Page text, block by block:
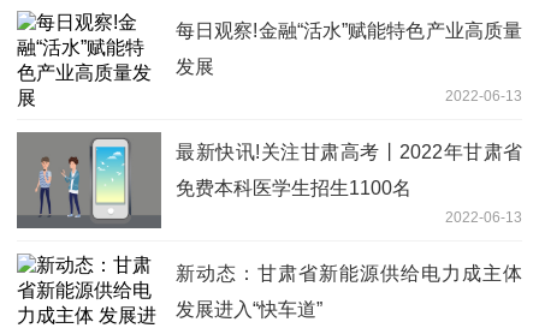
每日观察!金融“活水”赋能特色产业高质量
发展
2022-06-13
最新快讯!关注甘肃高考丨2022年甘肃省
免费本科医学生招生1100名
2022-06-13
新动态：甘肃省新能源供给电力成主体
发展进入“快车道”